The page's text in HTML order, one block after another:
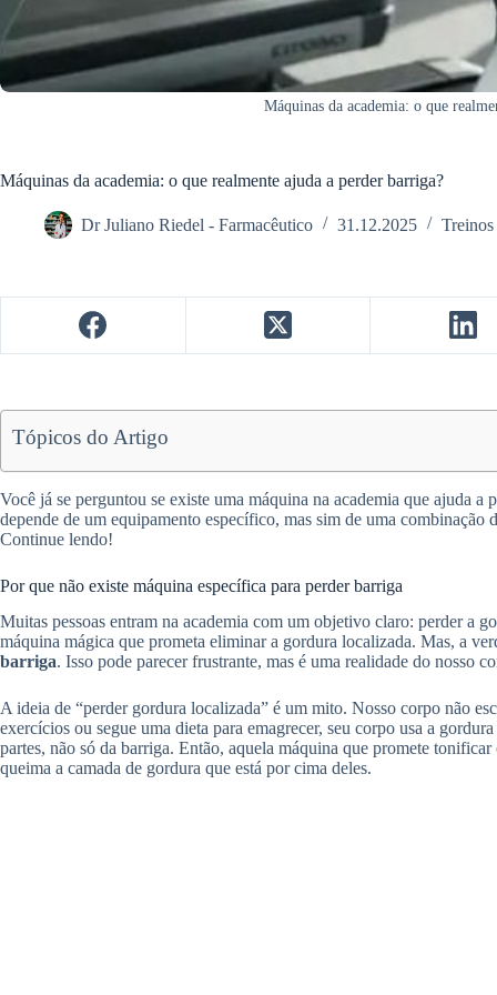
Máquinas da academia: o que
Máquinas da academia: o que realmente ajuda a perder barriga?
Dr Juliano Riedel - Farmacêutico 31.12.2025 Treinos
Tópicos do Artigo
Você já se perguntou se existe uma máquina na academia que ajuda a
depende de um equipamento específico, mas sim de uma combinação
Continue lendo!
Por que não existe máquina específica para perder barriga
Muitas pessoas entram na academia com um objetivo claro: perder a
máquina mágica que prometa eliminar a gordura localizada. Mas, a
barriga. Isso pode parecer frustrante, mas é uma realidade do nosso
A ideia de “perder gordura localizada” é um mito. Nosso corpo não
exercícios ou segue uma dieta para emagrecer, seu corpo usa a
partes, não só da barriga. Então, aquela máquina que promete
queima a camada de gordura que está por cima deles.